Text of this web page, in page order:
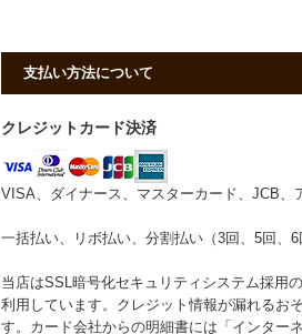
支払い方法について
クレジットカード決済
VISA、ダイナース、マスターカード、JCB、
一括払い、リボ払い、分割払い（3回、5回、
当店はSSL暗号化セキュリティシステム採用
利用しています。クレジット情報が漏れるお
す。カード会社からの明細書には「インター